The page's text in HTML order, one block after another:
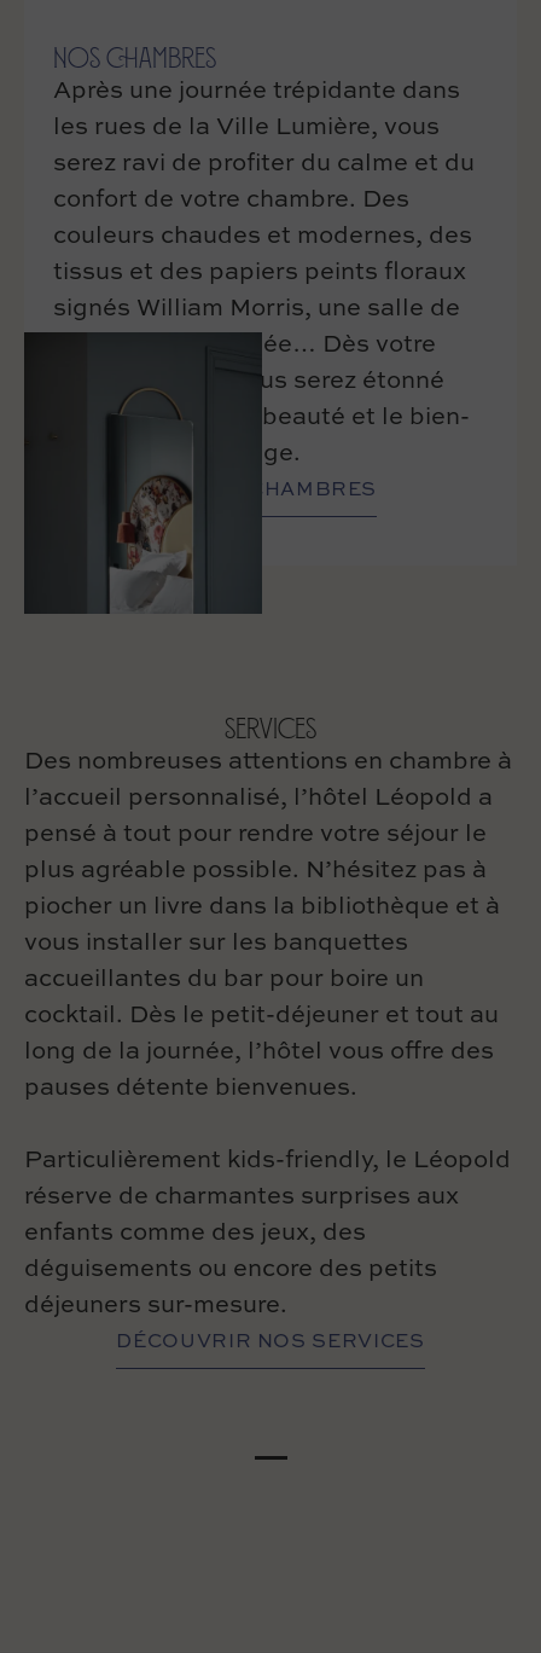
NOS CHAMBRES
Après une journée trépidante dans
les rues de la Ville Lumière, vous
serez ravi de profiter du calme et du
confort de votre chambre. Des
couleurs chaudes et modernes, des
tissus et des papiers peints floraux
signés William Morris, une salle de
bain rétro et raffinée… Dès votre
porte franchie, vous serez étonné
par l’élégance, la beauté et le bien-
être qui s’en dégage.
DÉCOUVRIR NOS CHAMBRES
SERVICES
Des nombreuses attentions en chambre à
l’accueil personnalisé, l’hôtel Léopold a
pensé à tout pour rendre votre séjour le
plus agréable possible. N’hésitez pas à
piocher un livre dans la bibliothèque et à
vous installer sur les banquettes
accueillantes du bar pour boire un
cocktail. Dès le petit-déjeuner et tout au
long de la journée, l’hôtel vous offre des
pauses détente bienvenues.
Particulièrement kids-friendly, le Léopold
réserve de charmantes surprises aux
enfants comme des jeux, des
déguisements ou encore des petits
déjeuners sur-mesure.
DÉCOUVRIR NOS SERVICES